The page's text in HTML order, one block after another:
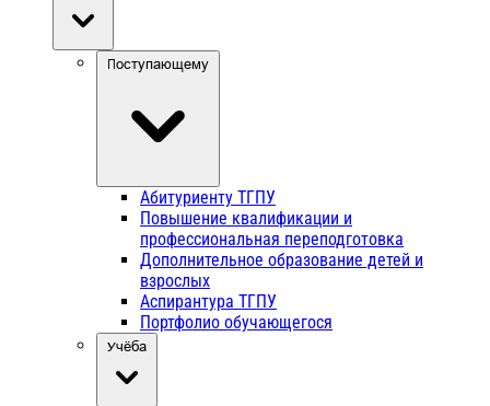
Поступающему
Абитуриенту ТГПУ
Повышение квалификации и
профессиональная переподготовка
Дополнительное образование детей и
взрослых
Аспирантура ТГПУ
Портфолио обучающегося
Учёба